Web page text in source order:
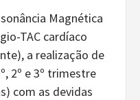
Magnética
TAC cardíaco
a realização de
2º e 3º trimestre
com as devidas